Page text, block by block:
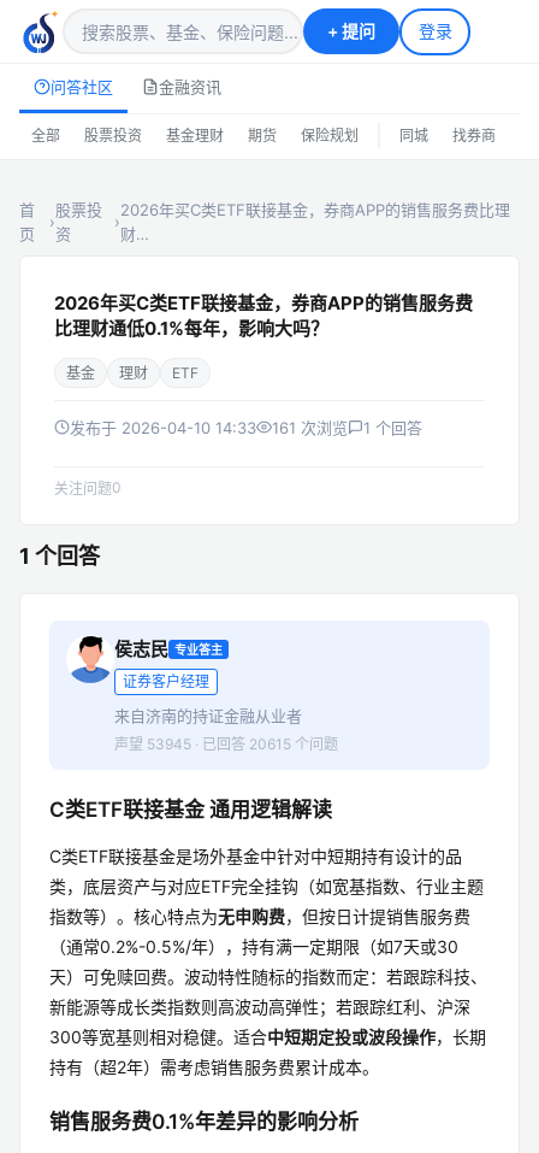
+提问 登录
问答社区 金融资讯
全部 股票投资 基金理财 期货 保险规划 同城 找券商
首
页
›
股票投
资
›
2026年买C类ETF联接基金，券商APP的销售服务费比理
财…
2026年买C类ETF联接基金，券商APP的销售服务费
比理财通低0.1%每年，影响大吗？
基金 理财 ETF
发布于 2026-04-10 14:33 161 次浏览 1 个回答
关注问题0
1 个回答
侯志民 专业答主
证券客户经理
来自济南的持证金融从业者
声望 53945 · 已回答 20615 个问题
C类ETF联接基金 通用逻辑解读
C类ETF联接基金是场外基金中针对中短期持有设计的品
类，底层资产与对应ETF完全挂钩（如宽基指数、行业主题
指数等）。核心特点为无申购费，但按日计提销售服务费
（通常0.2%-0.5%/年），持有满一定期限（如7天或30
天）可免赎回费。波动特性随标的指数而定：若跟踪科技、
新能源等成长类指数则高波动高弹性；若跟踪红利、沪深
300等宽基则相对稳健。适合中短期定投或波段操作，长期
持有（超2年）需考虑销售服务费累计成本。
销售服务费0.1%年差异的影响分析